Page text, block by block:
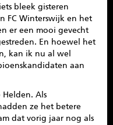
bleek gisteren
FC Winterswijk en het
er een mooi gevecht
En hoewel het
kan ik nu al wel
aan
Helden. Als
ze het betere
dat vorig jaar nog als